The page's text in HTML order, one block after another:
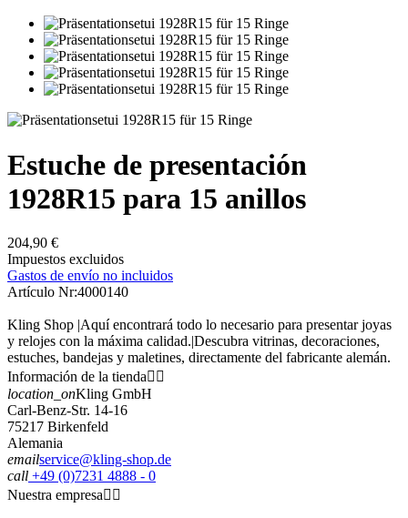
Estuche de presentación
1928R15 para 15 anillos
204,90 €
Impuestos excluidos
Gastos de envío no incluidos
Artículo Nr:4000140
Kling Shop |Aquí encontrará todo lo necesario para presentar joyas
y relojes con la máxima calidad.|Descubra vitrinas, decoraciones,
estuches, bandejas y maletines, directamente del fabricante alemán.
Información de la tienda 
location_onKling GmbH
Carl-Benz-Str. 14-16
75217 Birkenfeld
Alemania
emailservice@kling-shop.de
call +49 (0)7231 4888 - 0
Nuestra empresa 